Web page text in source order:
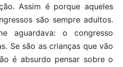
Assim é porque aqueles
são sempre adultos.
aguardava: o congresso
Se são as crianças que vão
é absurdo pensar sobre o